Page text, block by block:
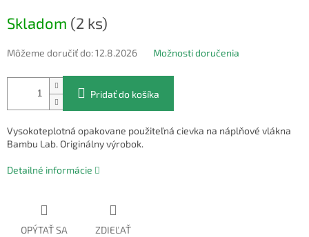
cena:
Skladom (2 ks)
Môžeme doručiť do:12.8.2026 Možnosti doručenia
Pridať do košíka
Vysokoteplotná opakovane použiteľná cievka na náplňové vlákna
Bambu Lab. Originálny výrobok.
Detailné informácie
OPÝTAŤ SA ZDIEĽAŤ